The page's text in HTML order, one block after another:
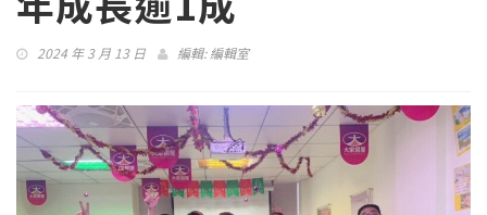
2024 年 3 月 13 日 編輯:編輯室